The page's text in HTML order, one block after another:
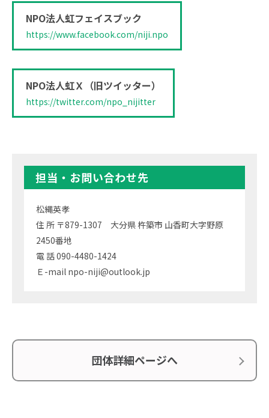
NPO法人虹フェイスブック
https://www.facebook.com/niji.npo
NPO法人虹Ｘ（旧ツイッター）
https://twitter.com/npo_nijitter
担当・お問い合わせ先
松縄英孝
住 所 〒879-1307 大分県 杵築市 山香町大字野原
2450番地
電 話 090-4480-1424
Ｅ-mail npo-niji@outlook.jp
団体詳細ページへ